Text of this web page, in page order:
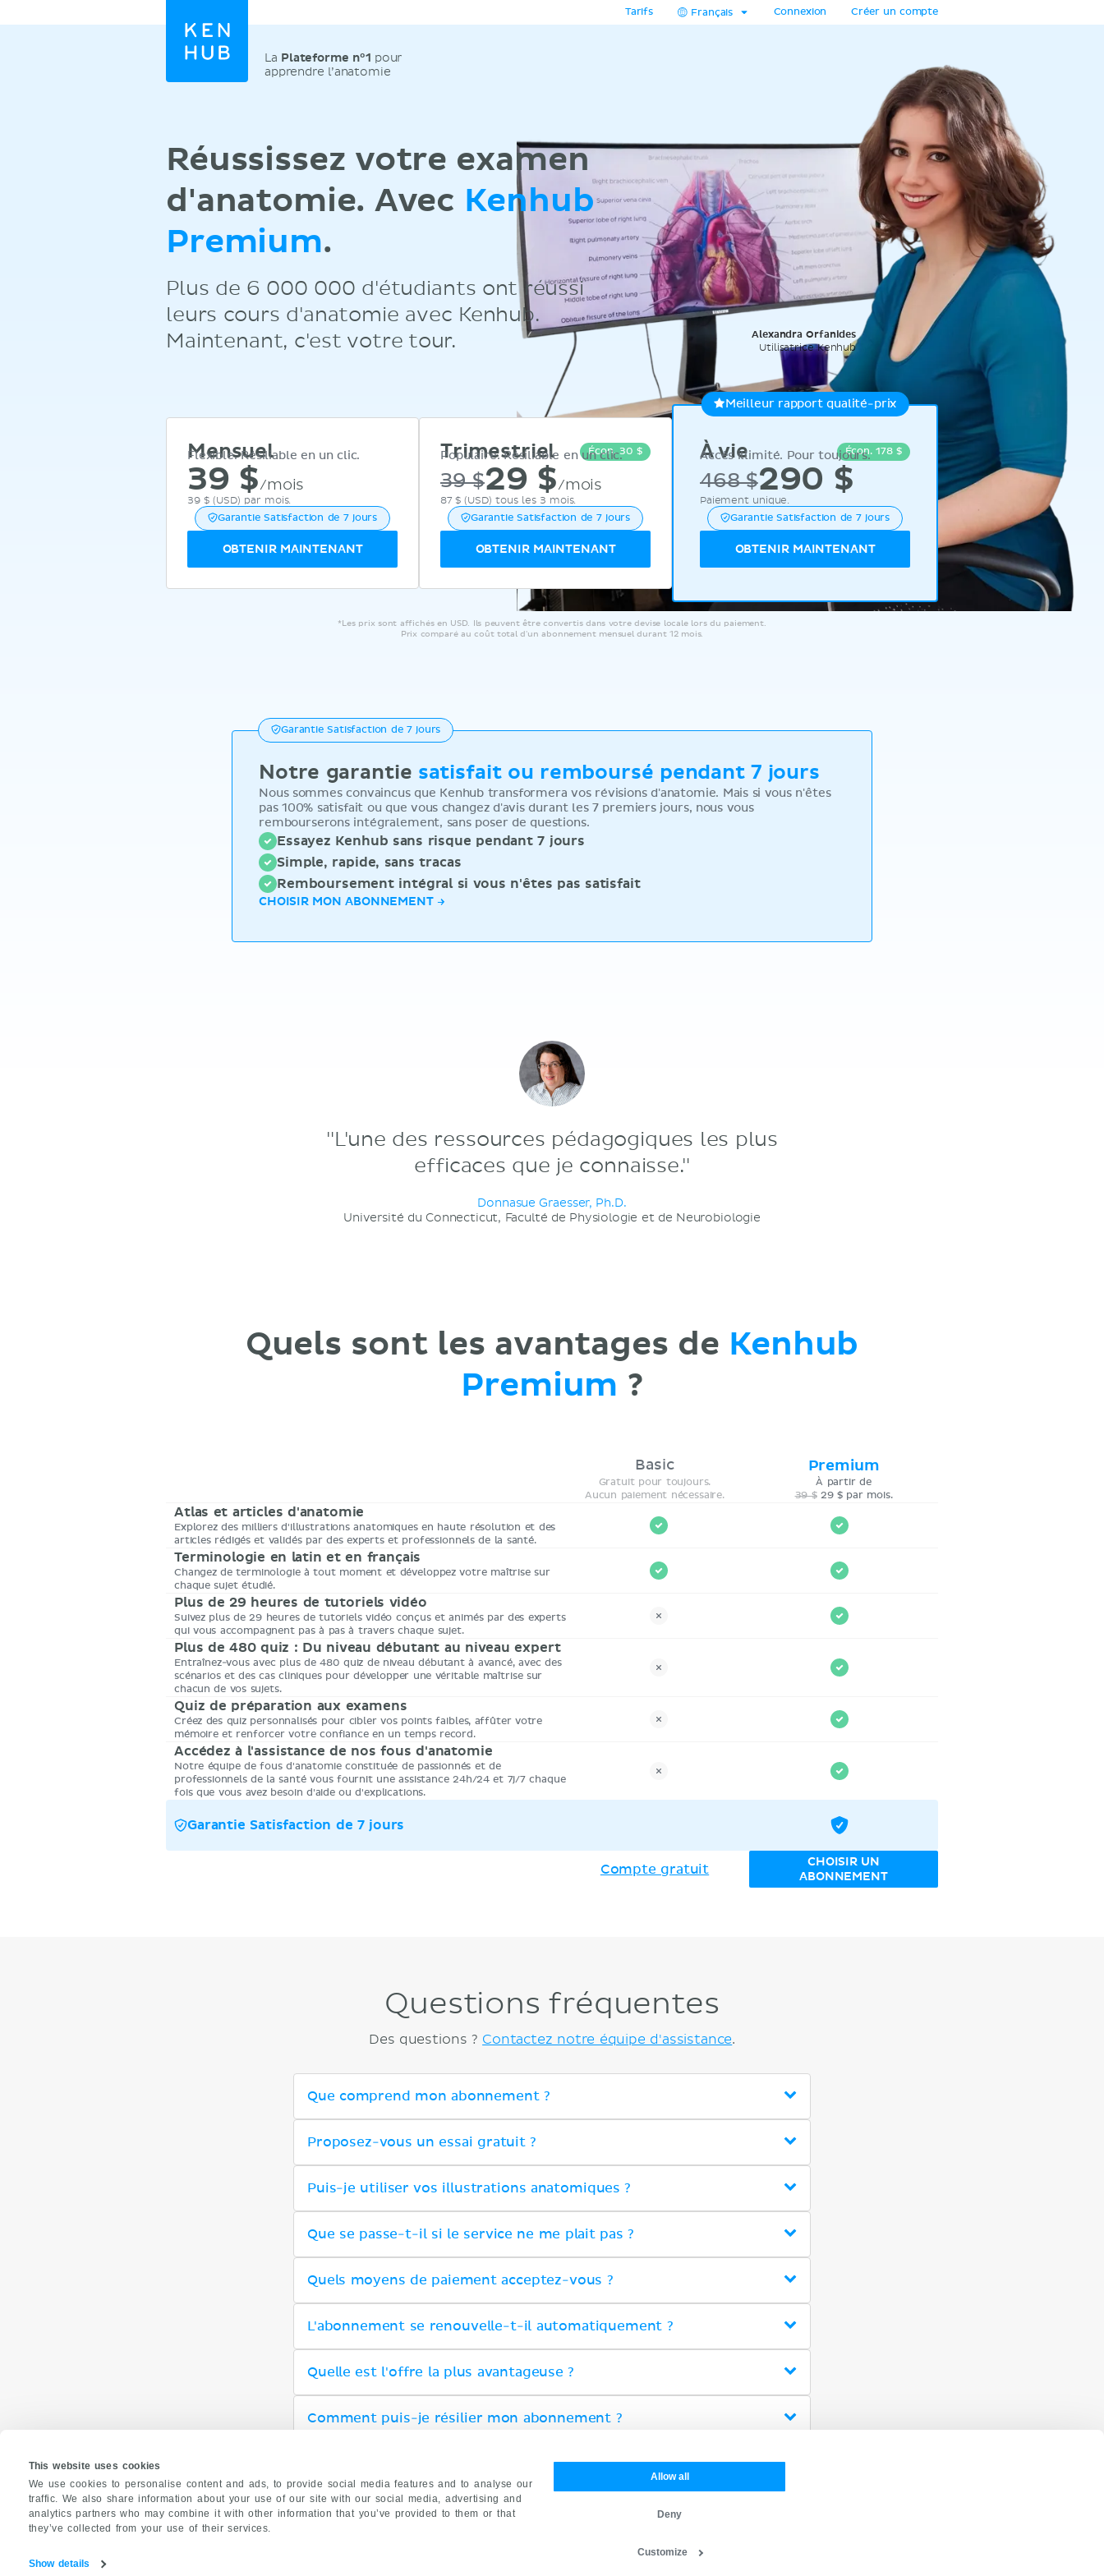
This website uses cookies
We use cookies to personalise content and ads, to provide social media features and to analyse our
traffic. We also share information about your use of our site with our social media, advertising and
analytics partners who may combine it with other information that you’ve provided to them or that
they’ve collected from your use of their services.
Show details
Allow all
Customize
Deny
La Plateforme n°1 pour
apprendre l’anatomie
Tarifs Français Connexion Créer un compte
Réussissez votre examen
d'anatomie. Avec Kenhub
Premium.
Plus de 6 000 000 d'étudiants ont réussi
leurs cours d'anatomie avec Kenhub.
Maintenant, c'est votre tour.
Alexandra Orfanides
Utilisatrice Kenhub
Mensuel
Flexible. Résiliable en un clic.
39 $/mois
39 $(USD) par mois.
Garantie Satisfaction de 7 jours
OBTENIR MAINTENANT
Trimestriel Écon. 30 $
Populaire. Résiliable en un clic.
39 $29 $/mois
87 $(USD) tous les 3 mois.
Garantie Satisfaction de 7 jours
OBTENIR MAINTENANT
Meilleur rapport qualité-prix
À vie Écon. 178 $
Accès illimité. Pour toujours.
468 $290 $
Paiement unique.
Garantie Satisfaction de 7 jours
OBTENIR MAINTENANT
*Les prix sont affichés en USD. Ils peuvent être convertis dans votre devise locale lors du paiement.
Prix comparé au coût total d'un abonnement mensuel durant 12 mois.
Garantie Satisfaction de 7 jours
Notre garantie satisfait ou remboursé pendant 7 jours
Nous sommes convaincus que Kenhub transformera vos révisions d'anatomie. Mais si vous n'êtes
pas 100% satisfait ou que vous changez d'avis durant les 7 premiers jours, nous vous
rembourserons intégralement, sans poser de questions.
Essayez Kenhub sans risque pendant 7 jours
Simple, rapide, sans tracas
Remboursement intégral si vous n'êtes pas satisfait
CHOISIR MON ABONNEMENT →
"L'une des ressources pédagogiques les plus
efficaces que je connaisse."
Donnasue Graesser, Ph.D.
Université du Connecticut, Faculté de Physiologie et de Neurobiologie
Quels sont les avantages de Kenhub
Premium ?
Basic
Gratuit pour toujours.
Aucun paiement nécessaire.
Premium
À partir de
39 $29 $ par mois.
Atlas et articles d'anatomie
Explorez des milliers d'illustrations anatomiques en haute résolution et des
articles rédigés et validés par des experts et professionnels de la santé.
Terminologie en latin et en français
Changez de terminologie à tout moment et développez votre maîtrise sur
chaque sujet étudié.
Plus de 29 heures de tutoriels vidéo
Suivez plus de 29 heures de tutoriels vidéo conçus et animés par des experts
qui vous accompagnent pas à pas à travers chaque sujet.
Plus de 480 quiz : Du niveau débutant au niveau expert
Entraînez-vous avec plus de 480 quiz de niveau débutant à avancé, avec des
scénarios et des cas cliniques pour développer une véritable maîtrise sur
chacun de vos sujets.
Quiz de préparation aux examens
Créez des quiz personnalisés pour cibler vos points faibles, affûter votre
mémoire et renforcer votre confiance en un temps record.
Accédez à l'assistance de nos fous d'anatomie
Notre équipe de fous d'anatomie constituée de passionnés et de
professionnels de la santé vous fournit une assistance 24h/24 et 7j/7 chaque
fois que vous avez besoin d'aide ou d'explications.
Garantie Satisfaction de 7 jours
Compte gratuit
CHOISIR UN
ABONNEMENT
Questions fréquentes
Des questions ? Contactez notre équipe d'assistance.
Que comprend mon abonnement ?
Proposez-vous un essai gratuit ?
Puis-je utiliser vos illustrations anatomiques ?
Que se passe-t-il si le service ne me plait pas ?
Quels moyens de paiement acceptez-vous ?
L'abonnement se renouvelle-t-il automatiquement ?
Quelle est l'offre la plus avantageuse ?
Comment puis-je résilier mon abonnement ?